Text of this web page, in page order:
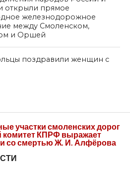
открыли прямое
железнодорожное
между Смоленском,
и Оршей
поздравили женщин с
участки смоленских дорог
комитет КПРФ выражает
со смертью Ж. И. Алфёрова